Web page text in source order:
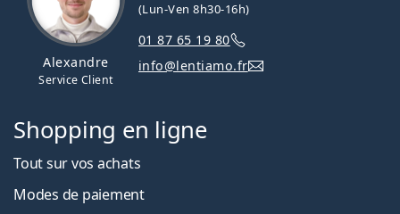
Alexandre
Service Client
(Lun-Ven 8h30-16h)
01 87 65 19 80
info@lentiamo.fr
Shopping en ligne
Tout sur vos achats
Modes de paiement